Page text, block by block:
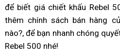
trang
trí
xe
để biết giá chiết khấu Rebel
thêm Rebel
500
2023
chính sách bán hàng
nào?, đang
chiết
để bạn nhanh chóng
Rebel 500 nhé!